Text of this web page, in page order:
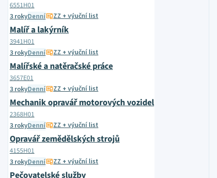
6551H01
3 rokyDenní ZZ + výuční list
Malíř a lakýrník
3941H01
3 rokyDenní ZZ + výuční list
Malířské a natěračské práce
3657E01
3 rokyDenní ZZ + výuční list
Mechanik opravář motorových vozidel
2368H01
3 rokyDenní ZZ + výuční list
Opravář zemědělských strojů
4155H01
3 rokyDenní ZZ + výuční list
Pečovatelské služby